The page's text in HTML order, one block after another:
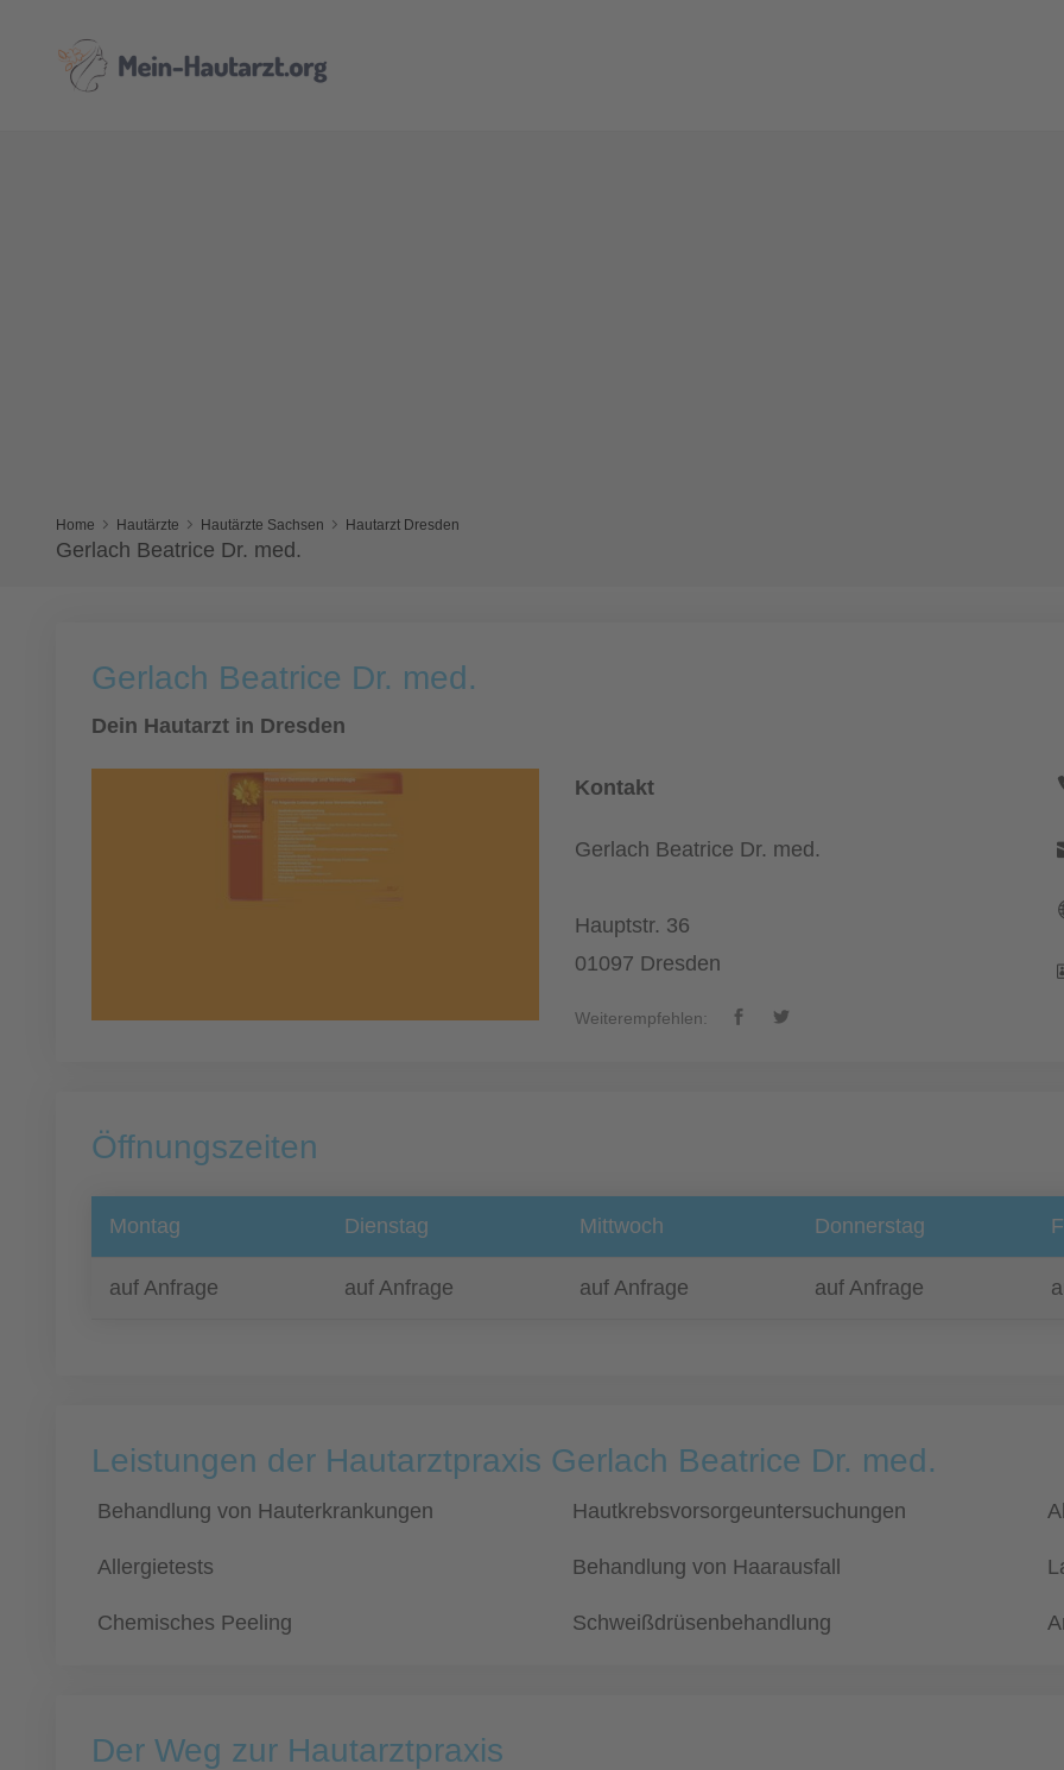
Home Hautärzte Hautärzte Sachsen Hautarzt Dresden
Gerlach Beatrice Dr. med.
Gerlach Beatrice Dr. med.
Dein Hautarzt in Dresden
Kontakt
Gerlach Beatrice Dr. med.
Hauptstr. 36
01097 Dresden
Weiterempfehlen:
Öffnungszeiten
Montag Dienstag Mittwoch Donnerstag
auf Anfrage auf Anfrage auf Anfrage auf Anfrage
Leistungen der Hautarztpraxis Gerlach Beatrice Dr. med.
Behandlung von Hauterkrankungen Hautkrebsvorsorgeuntersuchungen
Allergietests Behandlung von Haarausfall
Chemisches Peeling Schweißdrüsenbehandlung
Der Weg zur Hautarztpraxis